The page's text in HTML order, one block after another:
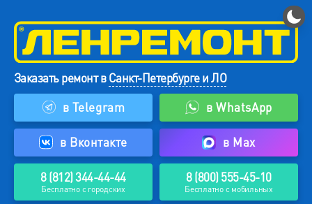
Заказать ремонт вСанкт-Петербурге и ЛО
в Telegram
в WhatsApp
в Вконтакте в Max
8 (812) 344-44-44
Бесплатно с городских
8 (800) 555-45-10
Бесплатно с мобильных